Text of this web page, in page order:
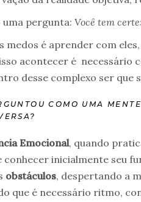
uma pergunta: Você tem
medos é aprender com
acontecer é necessário
desse complexo ser que
COMO UMA
Emocional, quando
conhecer inicialmente seu
obstáculos, despertando a
que é necessário ritmo,